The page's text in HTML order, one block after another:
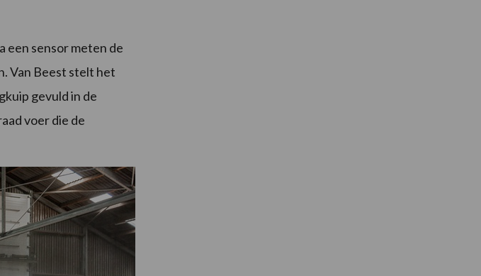
een sensor meten de
Van Beest stelt het
gevuld in de
voer die de